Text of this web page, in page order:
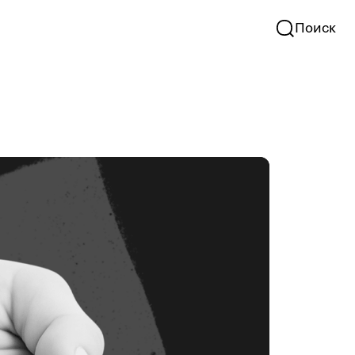
Поиск